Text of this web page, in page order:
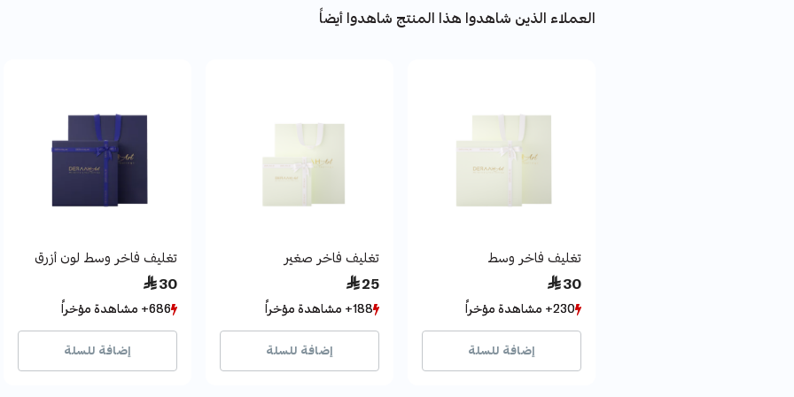
العملاء الذين شاهدوا هذا المنتج شاهدوا أيضاً
تغليف فاخر وسط
 30
230+ مشاهدة مؤخراً
445+ بيع مؤخراً
230+ مشاهدة مؤخراً
445+ بيع مؤخراً
إضافة للسلة
تغليف فاخر صغير
 25
188+ مشاهدة مؤخراً
296+ بيع مؤخراً
188+ مشاهدة مؤخراً
296+ بيع مؤخراً
إضافة للسلة
تغليف فاخر وسط لون أزرق
 30
686+ مشاهدة مؤخراً
403+ بيع مؤخراً
686+ مشاهدة مؤخراً
403+ بيع مؤخراً
إضافة للسلة